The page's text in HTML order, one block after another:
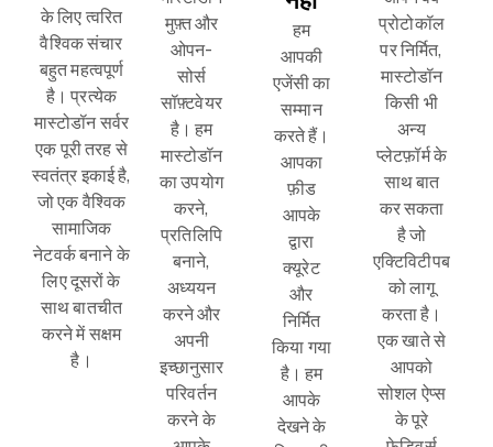
के लिए त्वरित
वैश्विक संचार
बहुत महत्वपूर्ण
है। प्रत्येक
मास्टोडॉन सर्वर
एक पूरी तरह से
स्वतंत्र इकाई है,
जो एक वैश्विक
सामाजिक
नेटवर्क बनाने के
लिए दूसरों के
साथ बातचीत
करने में सक्षम
है।
मुफ़्त और
ओपन-
सोर्स
सॉफ़्टवेयर
है। हम
मास्टोडॉन
का उपयोग
करने,
प्रतिलिपि
बनाने,
अध्ययन
करने और
अपनी
इच्छानुसार
परिवर्तन
करने के
हम
आपकी
एजेंसी का
सम्मान
करते हैं।
आपका
फ़ीड
आपके
द्वारा
क्यूरेट
और
निर्मित
किया गया
है। हम
आपके
देखने के
प्रोटोकॉल
पर निर्मित,
मास्टोडॉन
किसी भी
अन्य
प्लेटफ़ॉर्म के
साथ बात
कर सकता
है जो
एक्टिविटीपब
को लागू
करता है।
एक खाते से
आपको
सोशल ऐप्स
के पूरे